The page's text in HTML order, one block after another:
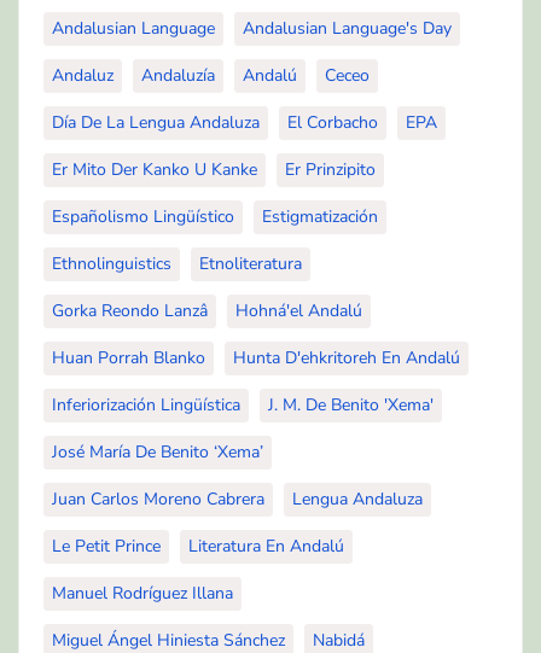
Andalusian Language Andalusian Language's Day
Andaluz Andaluzía Andalú Ceceo
Día De La Lengua Andaluza El Corbacho EPA
Er Mito Der Kanko U Kanke Er Prinzipito
Españolismo Lingüístico Estigmatización
Ethnolinguistics Etnoliteratura
Gorka Reondo Lanzâ Hohná'el Andalú
Huan Porrah Blanko Hunta D'ehkritoreh En Andalú
Inferiorización Lingüística J. M. De Benito 'Xema'
José María De Benito ‘Xema’
Juan Carlos Moreno Cabrera Lengua Andaluza
Le Petit Prince Literatura En Andalú
Manuel Rodríguez Illana
Miguel Ángel Hiniesta Sánchez Nabidá